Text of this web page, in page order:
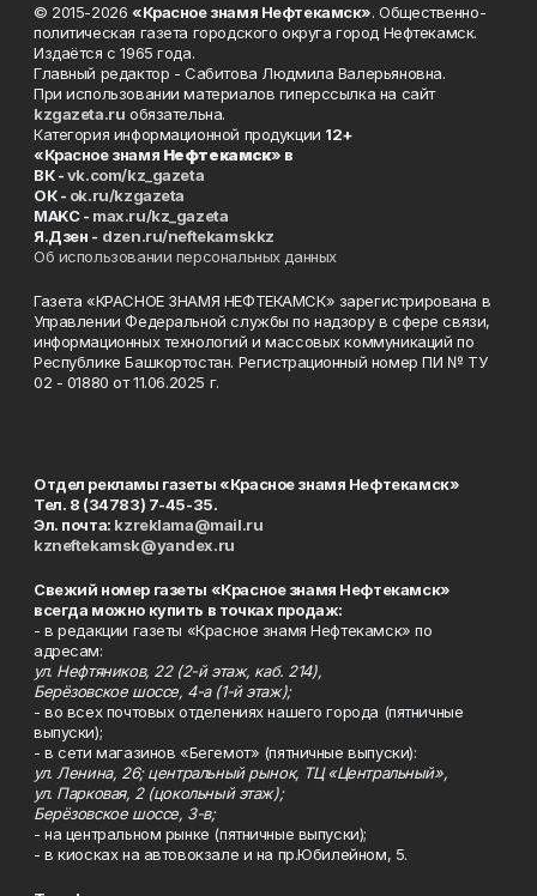
© 2015-2026 «Красное знамя Нефтекамск». Общественно-
политическая газета городского округа город Нефтекамск.
Издаётся с 1965 года.
Главный редактор - Сабитова Людмила Валерьяновна.
При использовании материалов гиперссылка на сайт
kzgazeta.ru обязательна.
Категория информационной продукции 12+
«Красное знамя Нефтекамск» в
ВК -vk.com/kz_gazeta
ОК - ok.ru/kzgazeta
MAKC - max.ru/kz_gazeta
Я.Дзен - dzen.ru/neftekamskkz
Об использовании персональных данных
Газета «КРАСНОЕ ЗНАМЯ НЕФТЕКАМСК» зарегистрирована в
Управлении Федеральной службы по надзору в сфере связи,
информационных технологий и массовых коммуникаций по
Республике Башкортостан. Регистрационный номер ПИ № ТУ
02 - 01880 от 11.06.2025 г.
Отдел рекламы газеты «Красное знамя Нефтекамск»
Тел. 8 (34783) 7-45-35.
Эл. почта: kzreklama@mail.ru
kzneftekamsk@yandex.ru
Свежий номер газеты «Красное знамя Нефтекамск»
всегда можно купить в точках продаж:
- в редакции газеты «Красное знамя Нефтекамск» по
адресам:
ул. Нефтяников, 22 (2-й этаж, каб. 214),
Берёзовское шоссе, 4-а (1-й этаж);
- во всех почтовых отделениях нашего города (пятничные
выпуски);
- в сети магазинов «Бегемот» (пятничные выпуски):
ул. Ленина, 26; центральный рынок, ТЦ «Центральный»,
ул. Парковая, 2 (цокольный этаж);
Берёзовское шоссе, 3-в;
- на центральном рынке (пятничные выпуски);
- в киосках на автовокзале и на пр.Юбилейном, 5.